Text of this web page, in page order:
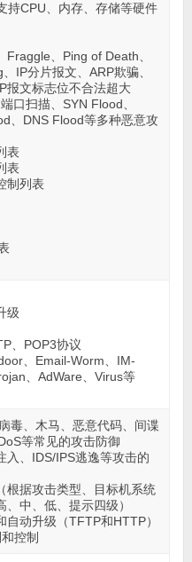
持CPU、内存、存储等硬件
、Ping of Death、
IP分片报文、ARP欺骗、
报文标志位不合法超大
口扫描、SYN Flood、
、DNS Flood等多种恶意攻
表
表
制列表
级
、POP3协议
、Email-Worm、IM-
、AdWare、Virus等
毒、木马、恶意代码、间谍
等常见的攻击防御
入、IDS/IPS逃逸等攻击的
根据攻击类型、目标机系统
中、低、提示四级）
动升级（TFTP和HTTP）
控制